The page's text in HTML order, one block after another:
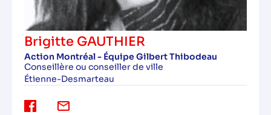
Brigitte GAUTHIER
Action Montréal - Équipe Gilbert Thibodeau
Conseillère ou conseiller de ville
Étienne-Desmarteau